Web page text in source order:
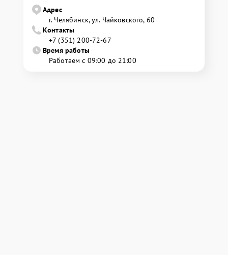
Адрес
г. Челябинск, ул. Чайковского, 60
Контакты
+7 (351) 200-72-67
Время работы
Работаем с 09:00 до 21:00